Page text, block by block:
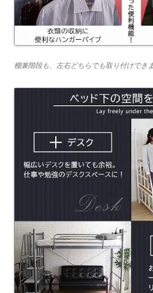
棚兼階段も、左右どちらでも取り付けできま